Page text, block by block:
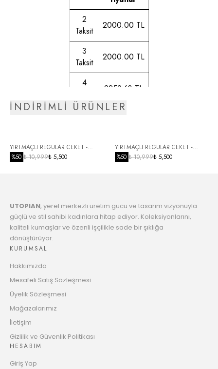
2
Taksit
2000.00 TL
3
Taksit
2000.00 TL
4
2259.63 TL
6
2352.66 TL
8
Taksit
2468.83 TL
Taksit
12
İNDİRİMLİ ÜRÜNLER
YIRTMAÇLI REGULAR CEKET -
EKRU
%50 ₺ 10,999₺ 5,500
YIRTMAÇLI REGULAR CEKET -
SİYAH
%50 ₺ 10,999₺ 5,500
UTOPIAN, yerel merkezli üretim gücü ve tasarım vizyonuyla
güçlü ve stil sahibi kadınlara hitap ediyor. Koleksiyonlarını,
kaliteli kumaşlar ve özenli işçilikle sade bir şıklığa
dönüştürüyor.
KURUMSAL
Hakkımızda
Mesafeli Satış Sözleşmesi
Üyelik Sözleşmesi
Mağazalarımız
İletişim
Gizlilik ve Güvenlik Politikası
HESABIM
Giriş Yap